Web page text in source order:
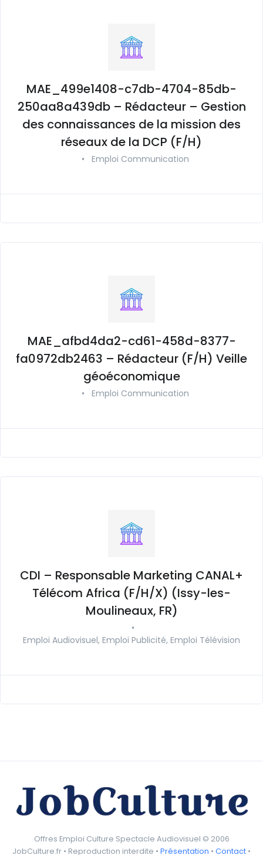
MAE_499e1408-c7db-4704-85db-
250aa8a439db – Rédacteur – Gestion
des connaissances de la mission des
réseaux de la DCP (F/H)
• Emploi Communication
MAE_afbd4da2-cd61-458d-8377-
fa0972db2463 – Rédacteur (F/H) Veille
géoéconomique
• Emploi Communication
CDI – Responsable Marketing CANAL+
Télécom Africa (F/H/X) (Issy-les-
Moulineaux, FR)
•
Emploi Audiovisuel, Emploi Publicité, Emploi Télévision
Offres Emploi Culture Spectacle Audiovisuel © 2006
JobCulture.fr • Reproduction interdite • Présentation • Contact •